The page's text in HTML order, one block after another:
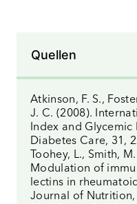
Quellen
Atkinson, F. S.,
J. C. (2008).
Index and Glycemic
Diabetes Care, 31,
Toohey, L., Smith,
Modulation of
lectins in
Journal of Nutrition,